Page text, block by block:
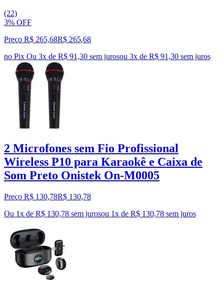
(22)
3% OFF
Preço R$ 265,68R$ 265,68
no Pix Ou 3x de R$ 91,30 sem jurosou 3x de R$ 91,30 sem juros
2 Microfones sem Fio Profissional
Wireless P10 para Karaokê e Caixa de
Som Preto Onistek On-M0005
Preço R$ 130,78R$ 130,78
Ou 1x de R$ 130,78 sem jurosou 1x de R$ 130,78 sem juros